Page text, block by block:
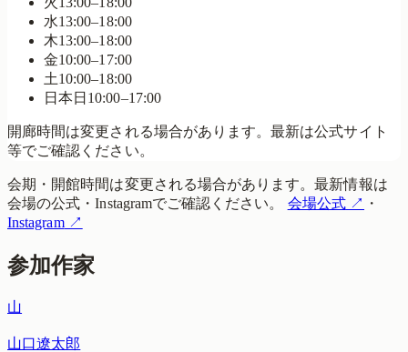
水13:00–18:00
木13:00–18:00
金10:00–17:00
土10:00–18:00
日本日 10:00–17:00
開廊時間は変更される場合があります。最新は公式サイト
等でご確認ください。
会期・開館時間は変更される場合があります。最新情報は
会場の公式・Instagramでご確認ください。
会場公式↗ ・
Instagram↗
参加作家
山
山口遼太郎